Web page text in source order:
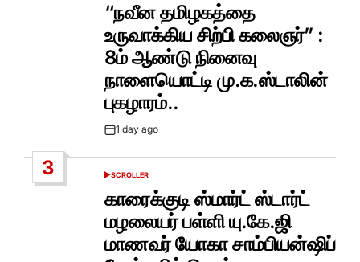
“நவீன தமிழகத்தை
உருவாக்கிய சிற்பி கலைஞர்” :
8ம் ஆண்டு நினைவு
நாளையொட்டி மு.க.ஸ்டாலின்
புகழாரம்..
Post1 day ago
3
POSTED
SCROLLER
காரைக்குடி ஸ்மார்ட் ஸ்டார்ட்
மழலையர் பள்ளி யு.கே.ஜி
மாணவர் யோகா சாம்பியன்ஷிப்